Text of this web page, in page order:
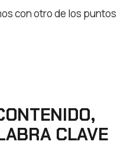
con otro de los puntos
CLAVE